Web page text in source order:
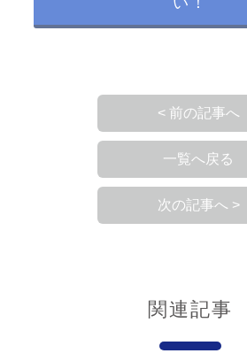
< 前の記事へ
一覧へ戻る
次の記事へ >
関連記事